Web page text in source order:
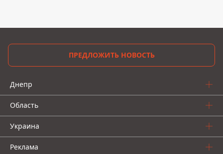
ПРЕДЛОЖИТЬ НОВОСТЬ
Днепр
Область
Украина
Реклама